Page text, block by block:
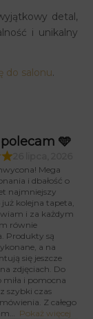
detal,
i unikalny
do salonu.
🩵
Mega
i dbałość o
najmniejszy
już kolejna tapeta,
i za każdym
równie
Produkty są
a na
się jeszcze
zdjęciach. Do
miła i pomocna
szybki czas
Z całego
Pokaż więcej